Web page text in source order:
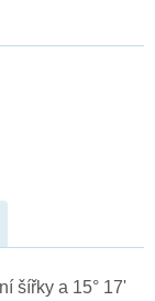
šířky a 15° 17'